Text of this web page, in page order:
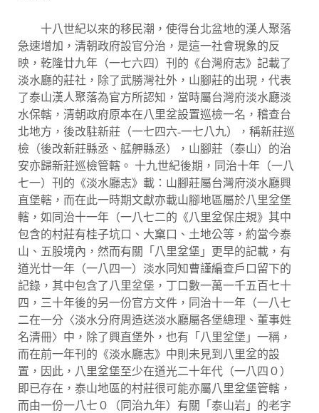
十八世紀以來的移民潮，使得台北盆地的漢人聚落
急速增加，清朝政府設官分治，是這一社會現象的反
映，乾隆廿九年（一七六四）刊的《台灣府志》記載了
淡水廳的莊社，除了武勝灣社外，山腳莊的出現，代表
了泰山漢人聚落為官方所認知，當時屬台灣府淡水廳淡
水保轄，清朝政府原本在八里坌設置巡檢一名，稽查台
北地方，後改駐新莊（一七四六-一七八九），稱新莊巡
檢（後改新莊縣丞、艋舺縣丞），山腳莊（泰山）的治
安亦歸新莊巡檢管轄。 十九世紀後期，同治十年（一八
七一）刊的《淡水廳志》載：山腳莊屬台灣府淡水廳興
直堡轄，而在此一時期文獻亦載山腳地區屬於八里坌堡
轄，如同治十一年（一八七二的《八里坌保庄規》其中
包含的村莊有桂子坑口、大窠口、土地公等，約當今泰
山、五股境內，然而有關「八里坌堡」更早的記載，有
道光廿一年（一八四一）淡水同知曹謹編查戶口留下的
記錄，其中包含了八里坌堡，丁口數一萬一千五百七十
四，三十年後的另一份官方文件，同治十一年（一八七
二在一分〈淡水分府周造送淡水廳屬各堡總理、董事姓
名清冊〉中，除了興直堡外，也有「八里坌堡」一稱，
而在前一年刊的《淡水廳志》中則未見到八里坌的設
置，因此，八里坌堡至少在道光二十年代（一八四０）
即已存在，泰山地區的村莊很可能亦屬八里坌堡管轄，
而由一份一八七０（同治九年）有關「泰山岩」的老字